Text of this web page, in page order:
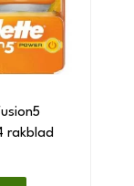
rakblad